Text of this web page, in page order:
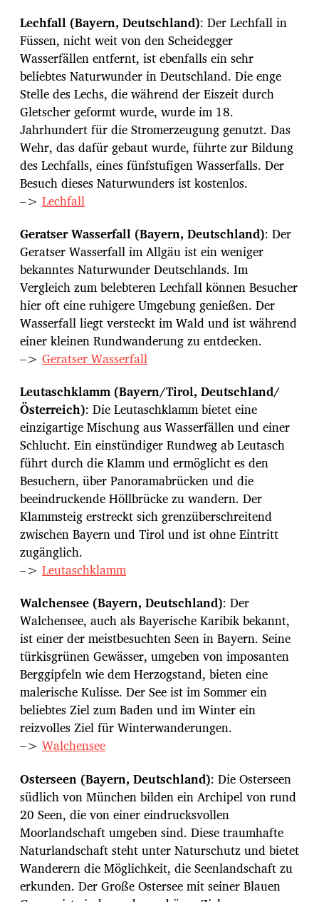
Lechfall (Bayern, Deutschland): Der Lechfall in
Füssen, nicht weit von den Scheidegger
Wasserfällen entfernt, ist ebenfalls ein sehr
beliebtes Naturwunder in Deutschland. Die enge
Stelle des Lechs, die während der Eiszeit durch
Gletscher geformt wurde, wurde im 18.
Jahrhundert für die Stromerzeugung genutzt. Das
Wehr, das dafür gebaut wurde, führte zur Bildung
des Lechfalls, eines fünfstufigen Wasserfalls. Der
Besuch dieses Naturwunders ist kostenlos.
–> Lechfall
Geratser Wasserfall (Bayern, Deutschland): Der
Geratser Wasserfall im Allgäu ist ein weniger
bekanntes Naturwunder Deutschlands. Im
Vergleich zum belebteren Lechfall können Besucher
hier oft eine ruhigere Umgebung genießen. Der
Wasserfall liegt versteckt im Wald und ist während
einer kleinen Rundwanderung zu entdecken.
–> Geratser Wasserfall
Leutaschklamm (Bayern/Tirol, Deutschland/
Österreich): Die Leutaschklamm bietet eine
einzigartige Mischung aus Wasserfällen und einer
Schlucht. Ein einstündiger Rundweg ab Leutasch
führt durch die Klamm und ermöglicht es den
Besuchern, über Panoramabrücken und die
beeindruckende Höllbrücke zu wandern. Der
Klammsteig erstreckt sich grenzüberschreitend
zwischen Bayern und Tirol und ist ohne Eintritt
zugänglich.
–> Leutaschklamm
Walchensee (Bayern, Deutschland): Der
Walchensee, auch als Bayerische Karibik bekannt,
ist einer der meistbesuchten Seen in Bayern. Seine
türkisgrünen Gewässer, umgeben von imposanten
Berggipfeln wie dem Herzogstand, bieten eine
malerische Kulisse. Der See ist im Sommer ein
beliebtes Ziel zum Baden und im Winter ein
reizvolles Ziel für Winterwanderungen.
–> Walchensee
Osterseen (Bayern, Deutschland): Die Osterseen
südlich von München bilden ein Archipel von rund
20 Seen, die von einer eindrucksvollen
Moorlandschaft umgeben sind. Diese traumhafte
Naturlandschaft steht unter Naturschutz und bietet
Wanderern die Möglichkeit, die Seenlandschaft zu
erkunden. Der Große Ostersee mit seiner Blauen